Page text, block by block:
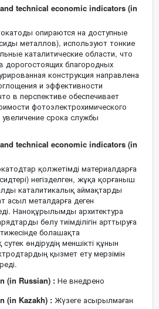
technical economic indicators (in
опираются на доступные
металлов), используют тонкие
каталитические области, что
дорогостоящих благородных
конструкция направлена
и эффективности
в перспективе обеспечивает
фотоэлектрохимического
срока службы
technical economic indicators (in
қолжетімді материалдарға
негізделген, жұқа қорғаныш
каталитикалық аймақтарды
асыл металдарға деген
Наноқұрылымды архитектура
бөлу тиімділігін арттыруға
болашақта
өндірудің меншікті құнын
қызмет ету мерзімін
(in Russian) : Не внедрено
(in Kazakh) : Жүзеге асырылмаған